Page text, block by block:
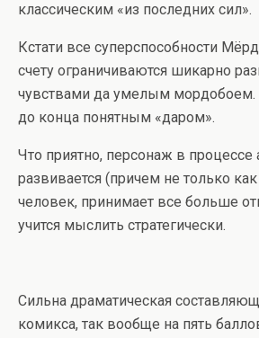
классическим «из последних сил».
Кстати все суперспособности
счету ограничиваются шикарно
чувствами да умелым мордобоем.
до конца понятным «даром».
Что приятно, персонаж в процессе
развивается (причем не только
человек, принимает все больше
учится мыслить стратегически.
Сильна драматическая
комикса, так вообще на пять